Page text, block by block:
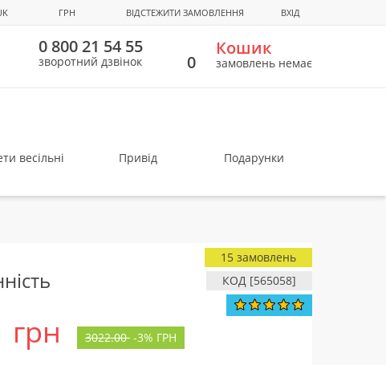
ГРН ВІДСТЕЖИТИ ЗАМОВЛЕННЯ ВХІД
0 800 21 54 55
зворотний дзвінок 0
Кошик
замовлень немає
весільні Привід Подарунки
КОД [565058]
15 замовлень
грн 3022.00 -3% ГРН